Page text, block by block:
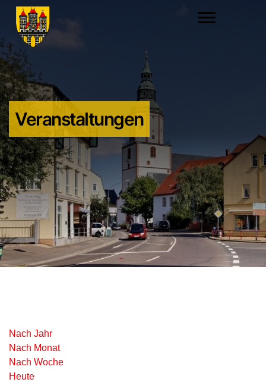
Veranstaltungen
Nach Jahr
Nach Monat
Nach Woche
Heute